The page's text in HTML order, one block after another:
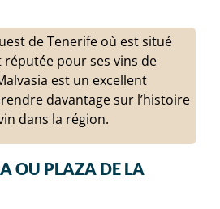
de Tenerife où est situé
réputée pour ses vins de
est un excellent
davantage sur l’histoire
dans la région.
OU PLAZA DE LA